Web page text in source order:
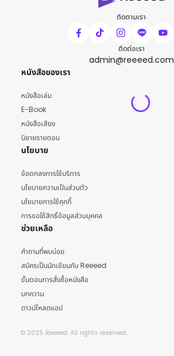
ติดตามเรา
ติดต่อเรา
admin@reeeed.com
หนังสือของเรา
หนังสือเล่ม
E-Book
หนังสือเสียง
นิยายรายตอน
นโยบาย
ข้อตกลงการใช้บริการ
นโยบายความเป็นส่วนตัว
นโยบายการใช้คุกกี้
การขอใช้สิทธิ์ข้อมูลส่วนบุคคล
ช่วยเหลือ
คำถามที่พบบ่อย
สมัครเป็นนักเขียนกับ Reeeed
ขั้นตอนการสั่งซื้อหนังสือ
บทความ
ดาวน์โหลดแอป
© 2025 Reeeed. All rights reserved.